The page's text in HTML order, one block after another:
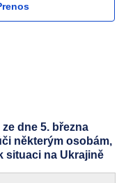
dne 5. března
některým osobám,
situaci na Ukrajině